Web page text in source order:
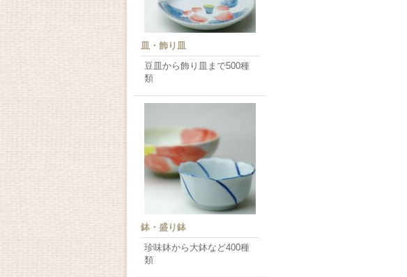
皿・飾り皿
豆皿から飾り皿まで500種
類
鉢・盛り鉢
珍味鉢から大鉢など400種
類